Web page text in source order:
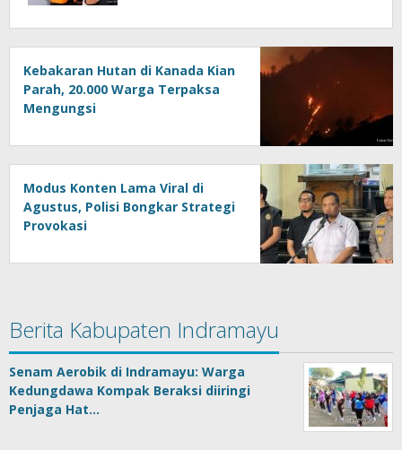
Kebakaran Hutan di Kanada Kian
Parah, 20.000 Warga Terpaksa
Mengungsi
Modus Konten Lama Viral di
Agustus, Polisi Bongkar Strategi
Provokasi
Berita Kabupaten Indramayu
Senam Aerobik di Indramayu: Warga
Kedungdawa Kompak Beraksi diiringi
Penjaga Hat…